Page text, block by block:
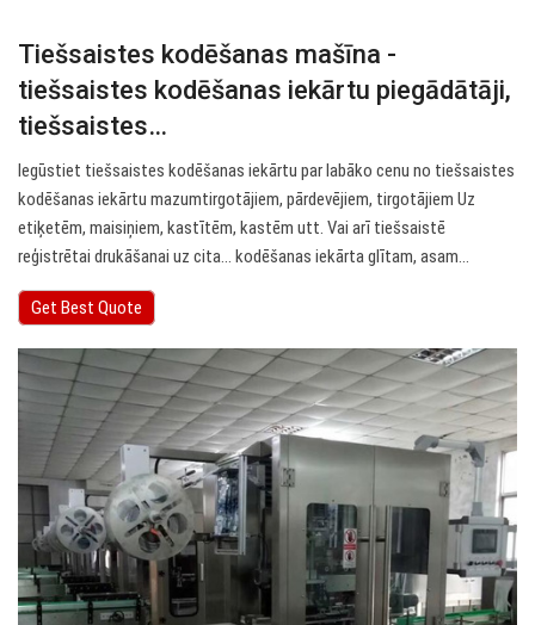
Tiešsaistes kodēšanas mašīna -
tiešsaistes kodēšanas iekārtu piegādātāji,
tiešsaistes…
Iegūstiet tiešsaistes kodēšanas iekārtu par labāko cenu no tiešsaistes
kodēšanas iekārtu mazumtirgotājiem, pārdevējiem, tirgotājiem Uz
etiķetēm, maisiņiem, kastītēm, kastēm utt. Vai arī tiešsaistē
reģistrētai drukāšanai uz cita… kodēšanas iekārta glītam, asam…
Get Best Quote